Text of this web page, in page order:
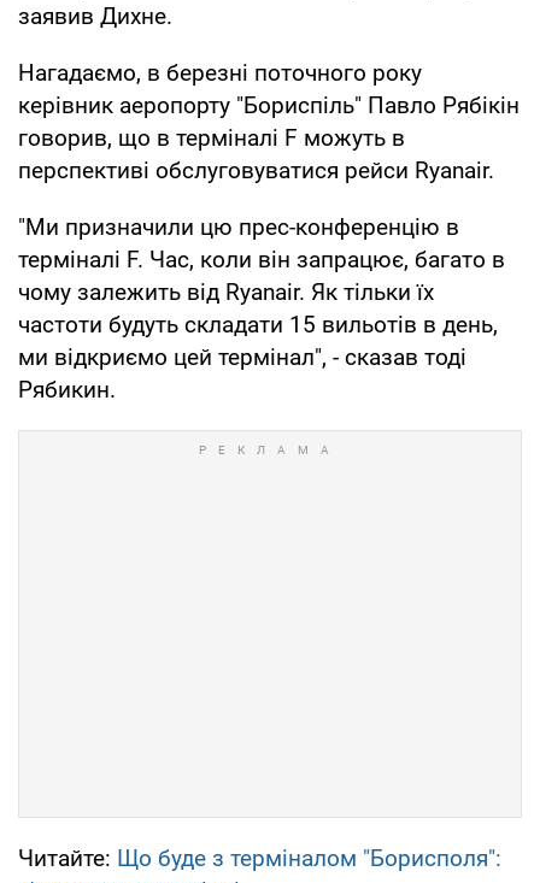
заявив Дихне.
Нагадаємо, в березні поточного року
керівник аеропорту "Бориспіль" Павло Рябікін
говорив, що в терміналі F можуть в
перспективі обслуговуватися рейси Ryanair.
"Ми призначили цю прес-конференцію в
терміналі F. Час, коли він запрацює, багато в
чому залежить від Ryanair. Як тільки їх
частоти будуть складати 15 вильотів в день,
ми відкриємо цей термінал", - сказав тоді
Рябикин.
Читайте: Що буде з терміналом "Борисполя":